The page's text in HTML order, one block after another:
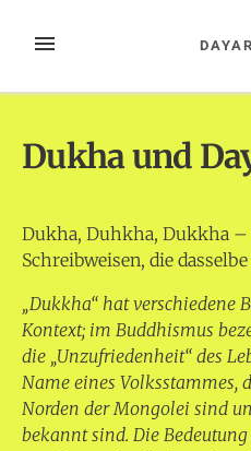
InhaltMENÜ
Dukha und
Dukha, Duhkha, Dukkha –
Schreibweisen, die
„Dukkha“ hat verschiedene
Kontext; im Buddhismus
die „Unzufriedenheit“ des
Name eines Volksstammes,
Norden der Mongolei sind
bekannt sind. Die